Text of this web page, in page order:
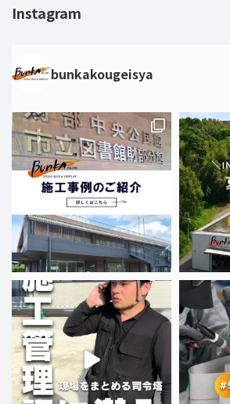
Instagram
bunkakougeisya